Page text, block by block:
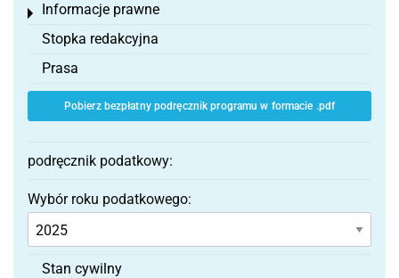
Informacje prawne
Toggle menu
Stopka redakcyjna
Prasa
Pobierz bezpłatny podręcznik programu w formacie .pdf
podręcznik podatkowy:
Wybór roku podatkowego:
Stan cywilny